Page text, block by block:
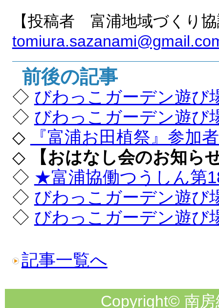
【投稿者 富浦地域づくり
前後の記事
◇ びわっこガーデン遊び
◇ びわっこガーデン遊び
◇
『富浦お田植祭』参加
◇
【おはなし会のお知ら
◇ ★富浦協働つうしん第
◇ びわっこガーデン遊び
◇ びわっこガーデン遊び
記事一覧へ
Copyright© 南